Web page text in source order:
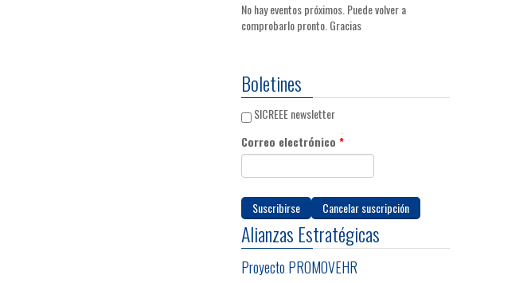
No hay eventos próximos. Puede volver a
comprobarlo pronto. Gracias
Boletines
SICREEE newsletter
Correo electrónico *
Alianzas Estratégicas
Proyecto PROMOVEHR